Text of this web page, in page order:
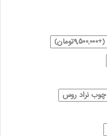
چوب نراد روس